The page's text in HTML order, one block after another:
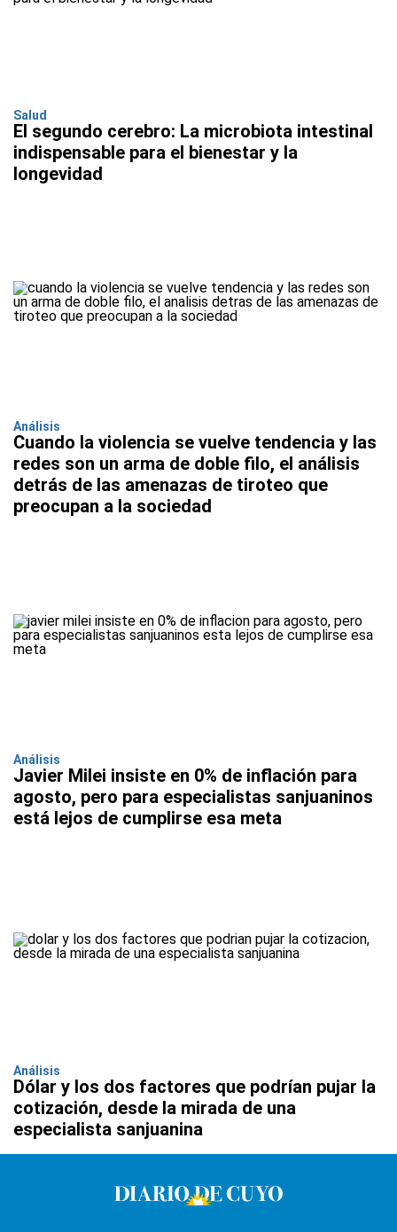
Salud
El segundo cerebro: La microbiota intestinal
indispensable para el bienestar y la
longevidad
Análisis
Cuando la violencia se vuelve tendencia y las
redes son un arma de doble filo, el análisis
detrás de las amenazas de tiroteo que
preocupan a la sociedad
Análisis
Javier Milei insiste en 0% de inflación para
agosto, pero para especialistas sanjuaninos
está lejos de cumplirse esa meta
Análisis
Dólar y los dos factores que podrían pujar la
cotización, desde la mirada de una
especialista sanjuanina